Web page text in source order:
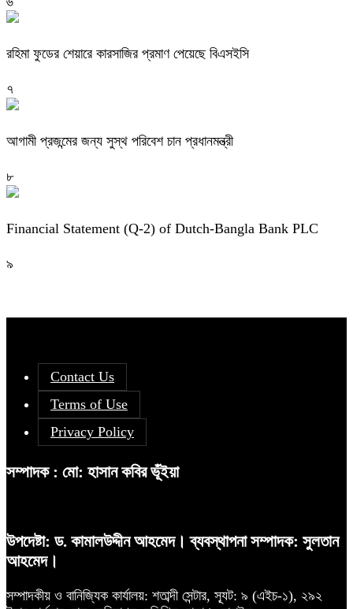
রহিমা ফুডের শেয়ারে কারসাজির প্রমাণ পেয়েছে বিএসইসি
৭
আগামী প্রজন্মের জন্য সুস্থ পরিবেশ চান প্রধানমন্ত্রী
৮
Financial Statement (Q-2) of Dutch-Bangla Bank PLC
৯
Contact Us
Terms of Use
Privacy Policy
সম্পাদক : মো: হাসান কবির ভূঁইয়া
উপদেষ্টা: ড. কামালউদ্দীন আহমেদ। ব্যবস্থাপনা সম্পাদক: সুলতান
আহমেদ।
সম্পাদকীয় ও বানিজ্যিক কার্যালয়: শতাব্দী সেন্টার, স্যূট: ৯ (এইচ-১), ২৯২